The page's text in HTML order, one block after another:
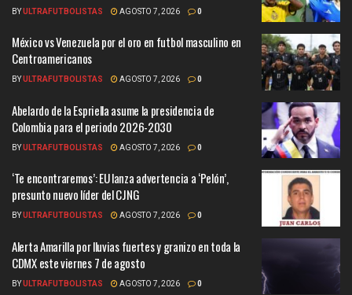
BYULTRAFUTBOLISTAS AGOSTO 7, 2026 0
México vs Venezuela por el oro en futbol masculino en
Centroamericanos
BYULTRAFUTBOLISTAS AGOSTO 7, 2026 0
Abelardo de la Espriella asume la presidencia de
Colombia para el periodo 2026-2030
BYULTRAFUTBOLISTAS AGOSTO 7, 2026 0
‘Te encontraremos’: EU lanza advertencia a ‘Pelón’,
presunto nuevo líder del CJNG
BYULTRAFUTBOLISTAS AGOSTO 7, 2026 0
Alerta Amarilla por lluvias fuertes y granizo en toda la
CDMX este viernes 7 de agosto
BYULTRAFUTBOLISTAS AGOSTO 7, 2026 0